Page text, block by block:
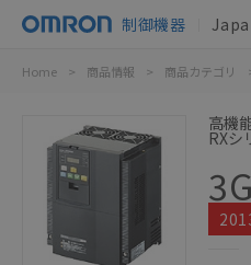
制御機器
Home > 商品情報 > 商品カテゴリ
高機
RXシ